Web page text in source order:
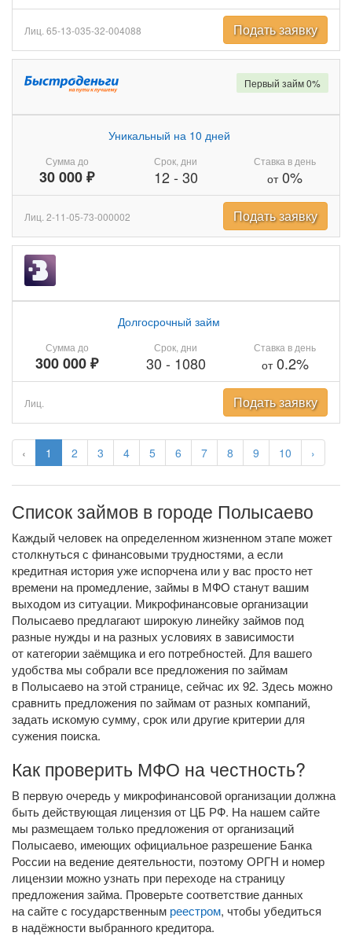
‹ 1 2 3 4 5 6 7 8 9 10 ›
Лиц. 65-13-035-32-004088 Подать заявку
Сумма до
30 000 ₽
Уникальный на 10 дней
Срок, дни
12- 30
Ставка в день
от0%
Первый займ 0%
Лиц. 2-11-05-73-000002 Подать заявку
Сумма до
300 000 ₽
Долгосрочный займ
Срок, дни
30 - 1080
Ставка в день
от0.2%
Лиц. Подать заявку
Список займов в городе Полысаево
Каждый человек на определенном жизненном этапе может
столкнуться с финансовыми трудностями, а если
кредитная история уже испорчена или у вас просто нет
времени на промедление, займы в МФО станут вашим
выходом из ситуации. Микрофинансовые организации
Полысаево предлагают широкую линейку займов под
разные нужды и на разных условиях в зависимости
от категории заёмщика и его потребностей. Для вашего
удобства мы собрали все предложения по займам
в Полысаево на этой странице, сейчас их 92. Здесь можно
сравнить предложения по займам от разных компаний,
задать искомую сумму, срок или другие критерии для
сужения поиска.
Как проверить МФО на честность?
В первую очередь у микрофинансовой организации должна
быть действующая лицензия от ЦБ РФ. На нашем сайте
мы размещаем только предложения от организаций
Полысаево, имеющих официальное разрешение Банка
России на ведение деятельности, поэтому ОРГН и номер
лицензии можно узнать при переходе на страницу
предложения займа. Проверьте соответствие данных
на сайте с государственным реестром, чтобы убедиться
в надёжности выбранного кредитора.